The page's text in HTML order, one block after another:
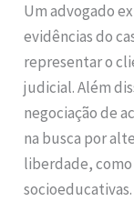
Um advogado
evidências do
representar o
judicial. Além
negociação de
na busca por
liberdade,
socioeducativas.